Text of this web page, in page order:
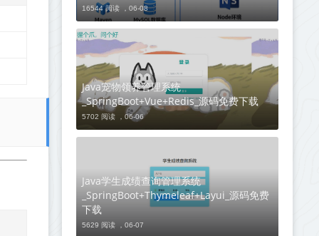
16544 阅读 ， 06-08
Java宠物领养管理系统
_SpringBoot+Vue+Redis_源码免费下载
5702 阅读 ， 06-06
Java学生成绩查询管理系统
_SpringBoot+Thymeleaf+Layui_源码免费
下载
5629 阅读 ， 06-07